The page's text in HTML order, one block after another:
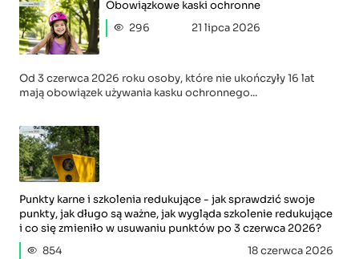
Obowiązkowe kaski ochronne
296
21 lipca 2026
Od 3 czerwca 2026 roku osoby, które nie ukończyły 16 lat
mają obowiązek używania kasku ochronnego...
Punkty karne i szkolenia redukujące - jak sprawdzić swoje
punkty, jak długo są ważne, jak wygląda szkolenie redukujące
i co się zmieniło w usuwaniu punktów po 3 czerwca 2026?
854
18 czerwca 2026